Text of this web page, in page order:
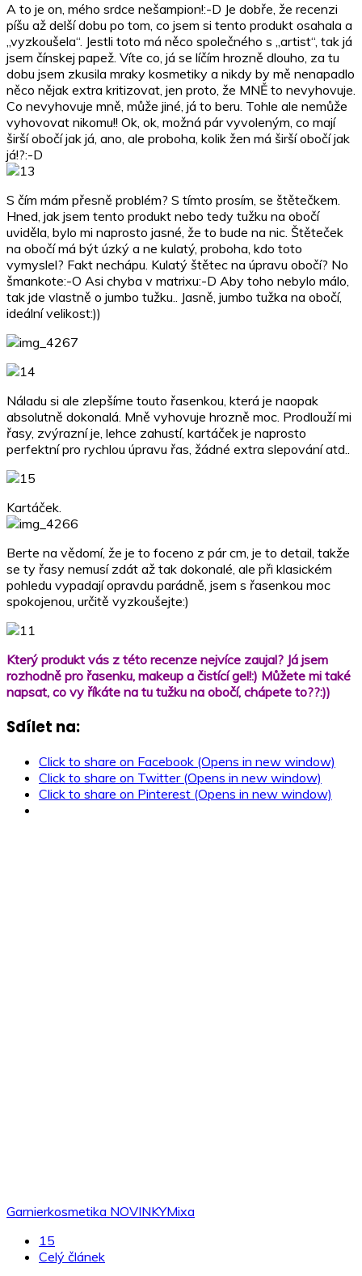
A to je on, mého srdce nešampion!:-D Je dobře, že recenzi
píšu až delší dobu po tom, co jsem si tento produkt osahala a
„vyzkoušela“. Jestli toto má něco společného s „artist“, tak já
jsem čínskej papež. Víte co, já se líčím hrozně dlouho, za tu
dobu jsem zkusila mraky kosmetiky a nikdy by mě nenapadlo
něco nějak extra kritizovat, jen proto, že MNĚ to nevyhovuje.
Co nevyhovuje mně, může jiné, já to beru. Tohle ale nemůže
vyhovovat nikomu!! Ok, ok, možná pár vyvoleným, co mají
širší obočí jak já, ano, ale proboha, kolik žen má širší obočí jak
já!?:-D
S čím mám přesně problém? S tímto prosím, se štětečkem.
Hned, jak jsem tento produkt nebo tedy tužku na obočí
uviděla, bylo mi naprosto jasné, že to bude na nic. Štěteček
na obočí má být úzký a ne kulatý, proboha, kdo toto
vymyslel? Fakt nechápu. Kulatý štětec na úpravu obočí? No
šmankote:-O Asi chyba v matrixu:-D Aby toho nebylo málo,
tak jde vlastně o jumbo tužku.. Jasně, jumbo tužka na obočí,
ideální velikost:))
Náladu si ale zlepšíme touto řasenkou, která je naopak
absolutně dokonalá. Mně vyhovuje hrozně moc. Prodlouží mi
řasy, zvýrazní je, lehce zahustí, kartáček je naprosto
perfektní pro rychlou úpravu řas, žádné extra slepování atd..
Kartáček.
Berte na vědomí, že je to foceno z pár cm, je to detail, takže
se ty řasy nemusí zdát až tak dokonalé, ale při klasickém
pohledu vypadají opravdu parádně, jsem s řasenkou moc
spokojenou, určitě vyzkoušejte:)
Který produkt vás z této recenze nejvíce zaujal? Já jsem
rozhodně pro řasenku, makeup a čistící gel!:) Můžete mi také
napsat, co vy říkáte na tu tužku na obočí, chápete to??:))
Sdílet na:
Click to share on Facebook (Opens in new window)
Click to share on Twitter (Opens in new window)
Click to share on Pinterest (Opens in new window)
Garnierkosmetika NOVINKYMixa
15
Celý článek